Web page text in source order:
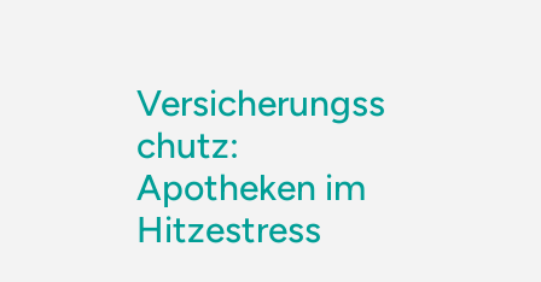
Versicherungss
chutz:
Apotheken im
Hitzestress